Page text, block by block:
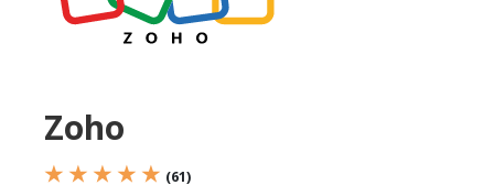
Zoho
★ ★ ★ ★ ★ (61)